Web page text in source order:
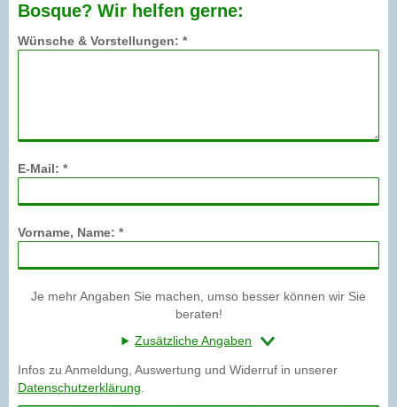
Bosque? Wir helfen gerne:
Wünsche & Vorstellungen: *
E-Mail: *
Vorname, Name: *
Je mehr Angaben Sie machen, umso besser können wir Sie
beraten!
Zusätzliche Angaben
Infos zu Anmeldung, Auswertung und Widerruf in unserer
Datenschutzerklärung